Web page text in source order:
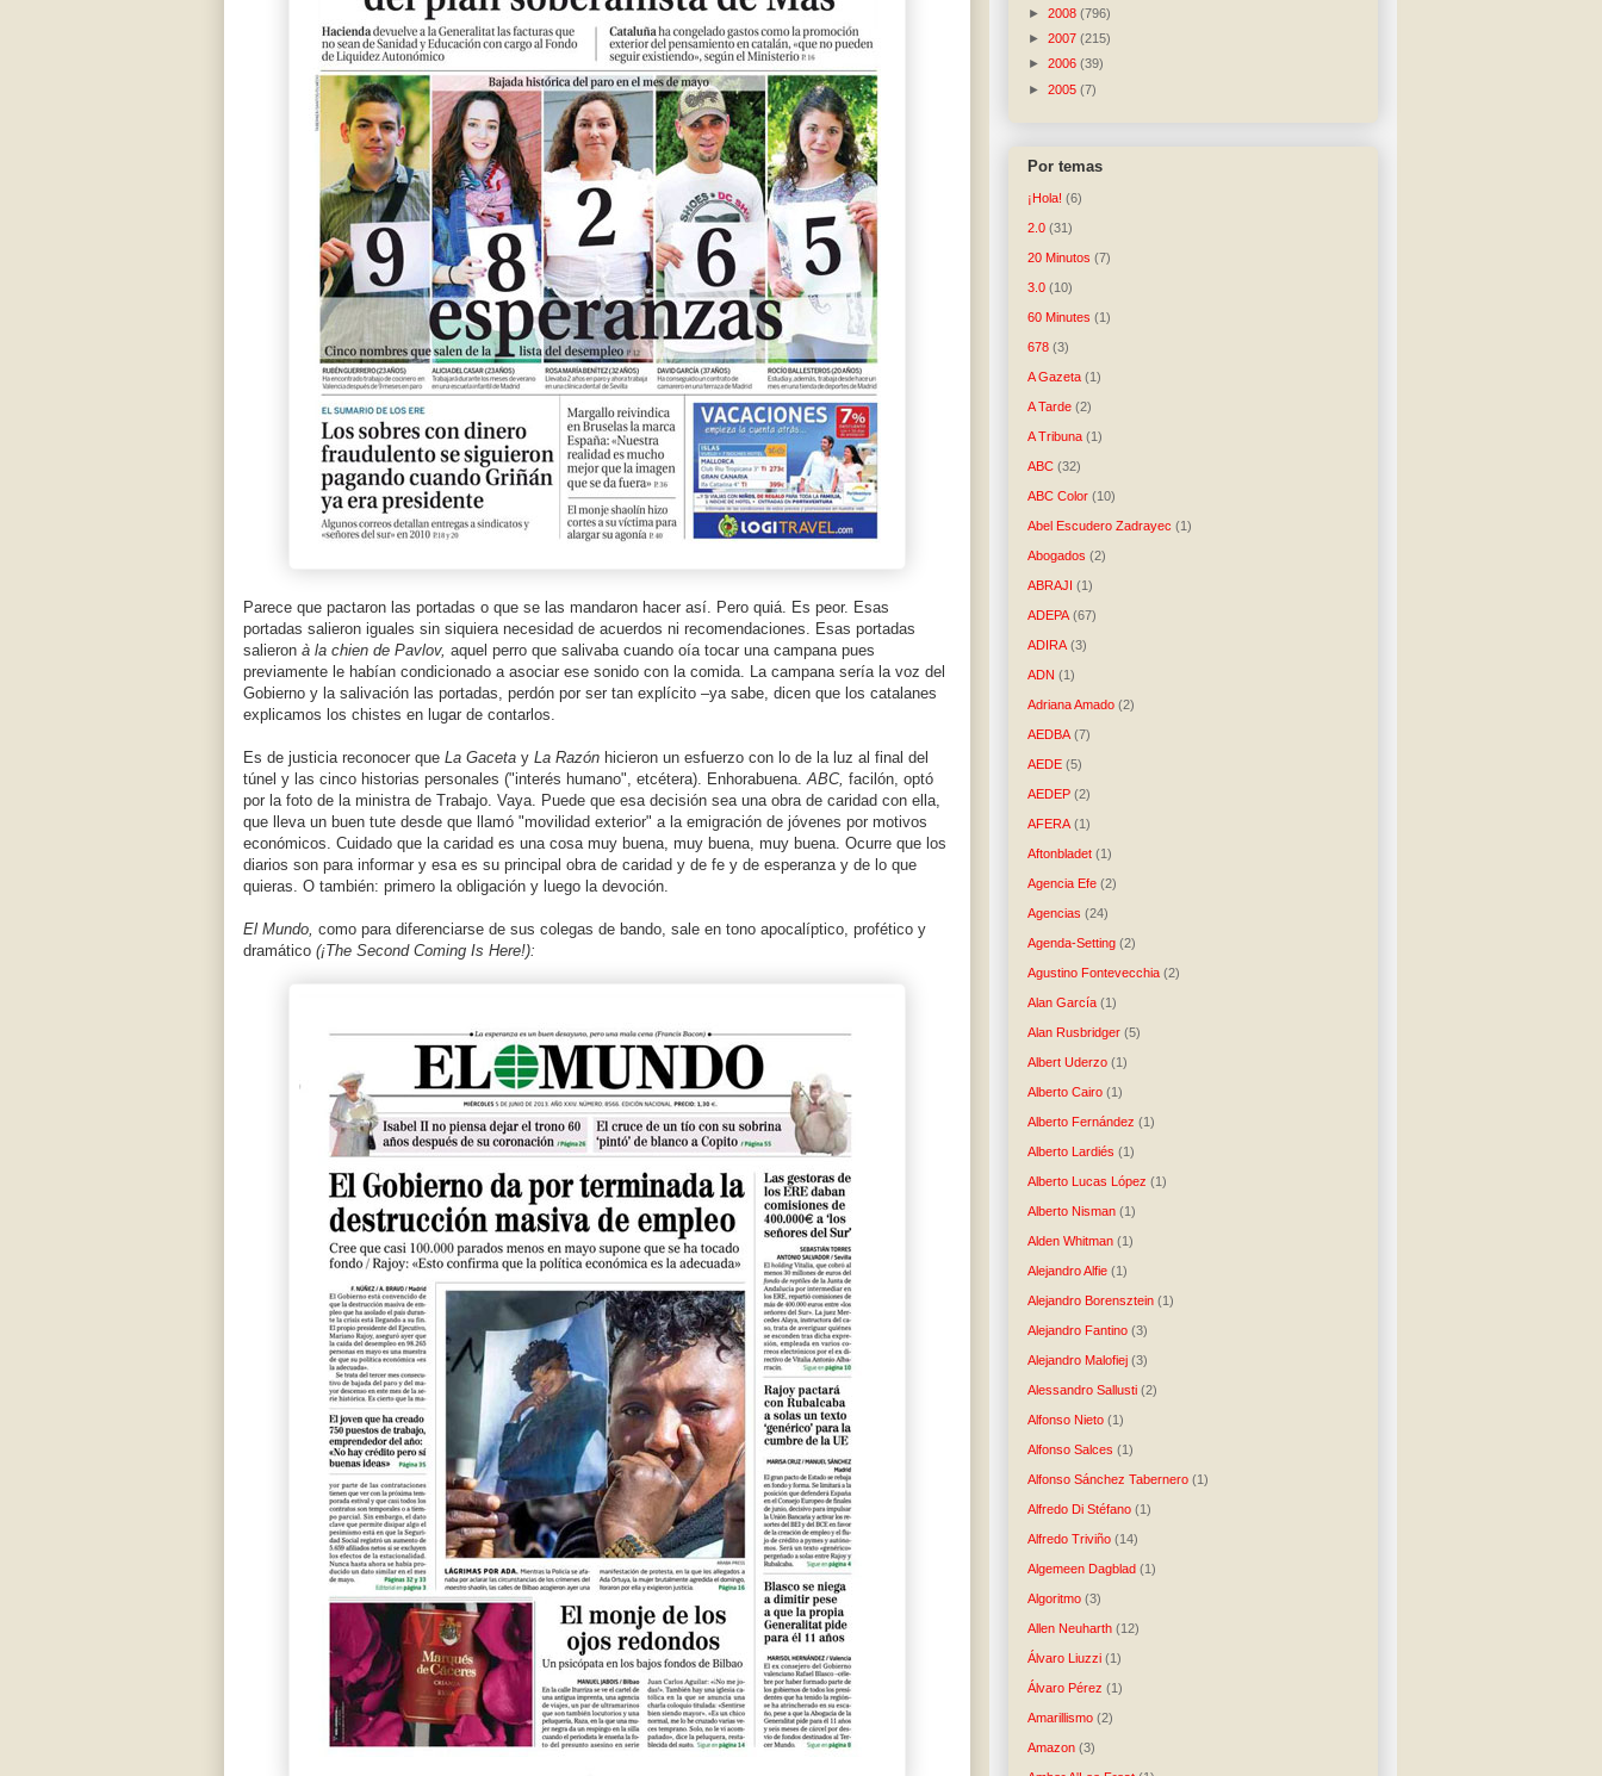
Parece que pactaron las portadas o que se las mandaron hacer así. Pero quiá. Es peor. Esas
portadas salieron iguales sin siquiera necesidad de acuerdos ni recomendaciones. Esas portadas
salieron à la chien de Pavlov, aquel perro que salivaba cuando oía tocar una campana pues
previamente le habían condicionado a asociar ese sonido con la comida. La campana sería la voz del
Gobierno y la salivación las portadas, perdón por ser tan explícito –ya sabe, dicen que los catalanes
explicamos los chistes en lugar de contarlos.
Es de justicia reconocer que La Gaceta y La Razón hicieron un esfuerzo con lo de la luz al final del
túnel y las cinco historias personales ("interés humano", etcétera). Enhorabuena.ABC, facilón, optó
por la foto de la ministra de Trabajo. Vaya. Puede que esa decisión sea una obra de caridad con ella,
que lleva un buen tute desde que llamó "movilidad exterior" a la emigración de jóvenes por motivos
económicos. Cuidado que la caridad es una cosa muy buena, muy buena, muy buena. Ocurre que los
diarios son para informar y esa es su principal obra de caridad y de fe y de esperanza y de lo que
quieras. O también: primero la obligación y luego la devoción.
El Mundo, como para diferenciarse de sus colegas de bando, sale en tono apocalíptico, profético y
dramático (¡The Second Coming Is Here!):
► 2008 (796)
► 2007 (215)
► 2006 (39)
► 2005 (7)
Por temas
¡Hola! (6)
2.0 (31)
20 Minutos (7)
3.0 (10)
60 Minutes (1)
678 (3)
A Gazeta (1)
A Tarde (2)
A Tribuna (1)
ABC (32)
ABC Color (10)
Abel Escudero Zadrayec (1)
Abogados (2)
ABRAJI (1)
ADEPA (67)
ADIRA (3)
ADN (1)
Adriana Amado (2)
AEDBA (7)
AEDE (5)
AEDEP (2)
AFERA (1)
Aftonbladet (1)
Agencia Efe (2)
Agencias (24)
Agenda-Setting (2)
Agustino Fontevecchia (2)
Alan García (1)
Alan Rusbridger (5)
Albert Uderzo (1)
Alberto Cairo (1)
Alberto Fernández (1)
Alberto Lardiés (1)
Alberto Lucas López (1)
Alberto Nisman (1)
Alden Whitman (1)
Alejandro Alfie (1)
Alejandro Borensztein (1)
Alejandro Fantino (3)
Alejandro Malofiej (3)
Alessandro Sallusti (2)
Alfonso Nieto (1)
Alfonso Salces (1)
Alfonso Sánchez Tabernero (1)
Alfredo Di Stéfano (1)
Alfredo Triviño (14)
Algemeen Dagblad (1)
Algoritmo (3)
Allen Neuharth (12)
Álvaro Liuzzi (1)
Álvaro Pérez (1)
Amarillismo (2)
Amazon (3)